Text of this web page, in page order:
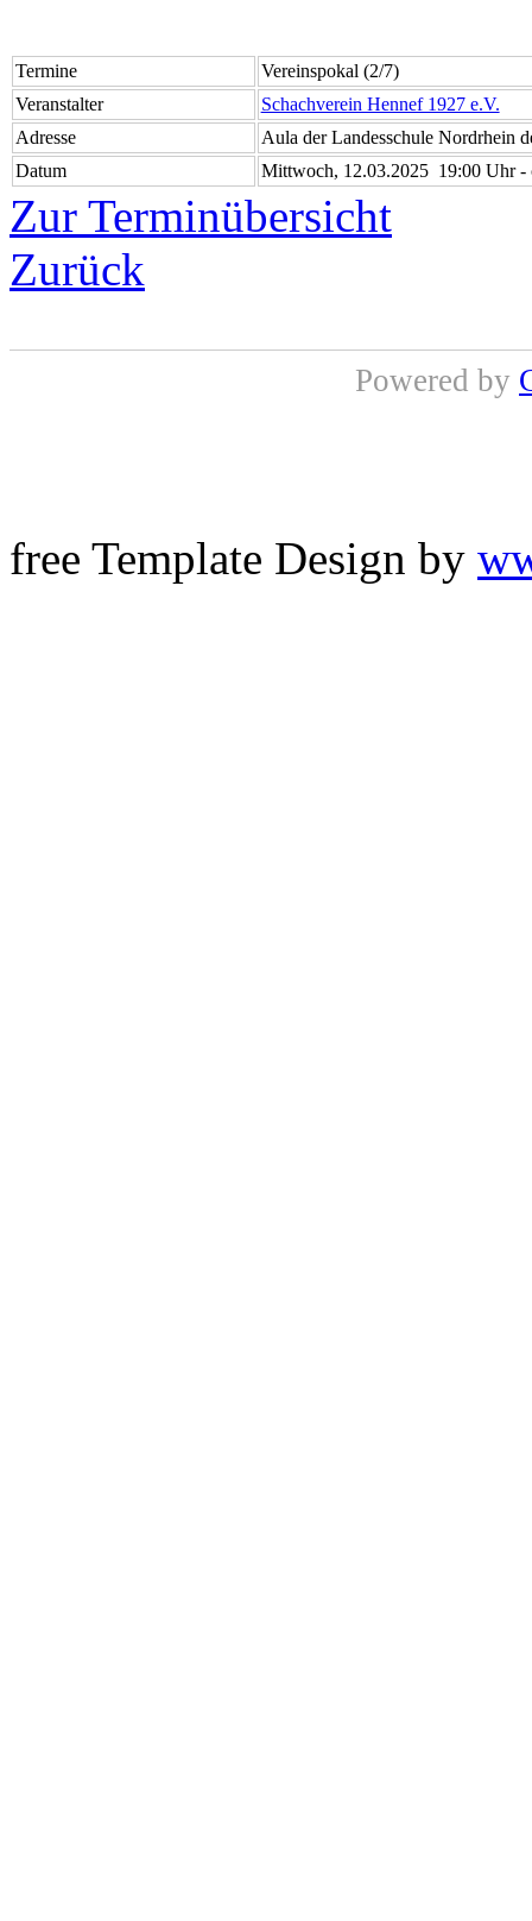
Termine
Vereinspokal (2/7)
Veranstalter
Schachverein Hennef 1927 e.V.
Adresse
Aula der Landesschule Nordrhein
Datum
Mittwoch, 12.03.2025 19:00 Uhr -
Zur Terminübersicht
Zurück
Powered by
free Template Design by